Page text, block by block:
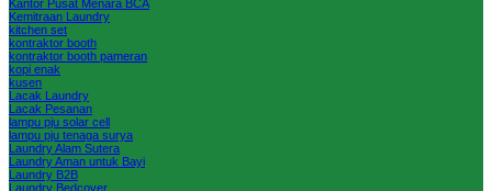
Kantor Pusat Menara BCA
Kemitraan Laundry
kitchen set
kontraktor booth
kontraktor booth pameran
kopi enak
kusen
Lacak Laundry
Lacak Pesanan
lampu pju solar cell
lampu pju tenaga surya
Laundry Alam Sutera
Laundry Aman untuk Bayi
Laundry B2B
Laundry Bedcover